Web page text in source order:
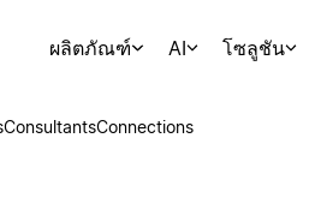
ผลิตภัณฑ์ AI โซลูชัน
ConsultantsConnections